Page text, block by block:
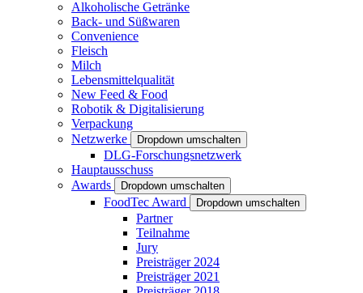
Alkoholische Getränke
Back- und Süßwaren
Convenience
Fleisch
Milch
Lebensmittelqualität
New Feed & Food
Robotik & Digitalisierung
Verpackung
Netzwerke
Dropdown umschalten
DLG-Forschungsnetzwerk
Hauptausschuss
Awards
Dropdown umschalten
FoodTec Award Dropdown umschalten
Partner
Teilnahme
Jury
Preisträger 2024
Preisträger 2021